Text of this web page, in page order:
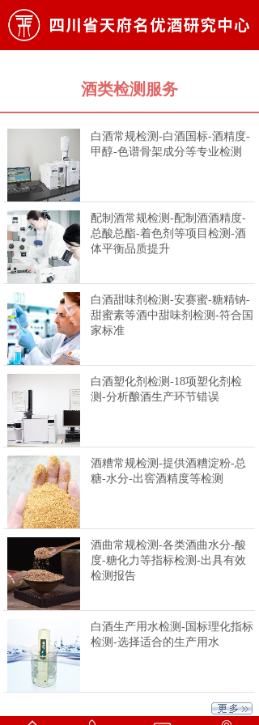
酒类检测服务
白酒常规检测-白酒国标-酒精度-
甲醇-色谱骨架成分等专业检测
配制酒常规检测-配制酒酒精度-
总酸总酯-着色剂等项目检测-酒
体平衡品质提升
白酒甜味剂检测-安赛蜜-糖精钠-
甜蜜素等酒中甜味剂检测-符合国
家标准
白酒塑化剂检测-18项塑化剂检
测-分析酿酒生产环节错误
酒糟常规检测-提供酒糟淀粉-总
糖-水分-出窖酒精度等检测
酒曲常规检测-各类酒曲水分-酸
度-糖化力等指标检测-出具有效
检测报告
白酒生产用水检测-国标理化指标
检测-选择适合的生产用水